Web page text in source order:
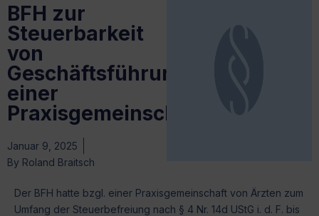
BFH zur
Steuerbarkeit
von
Geschäftsführungsleistungen
einer
Praxisgemeinschaft
Januar 9, 2025
By Roland Braitsch
Der BFH hatte bzgl. einer Praxisgemeinschaft von Ärzten zum
Umfang der Steuerbefreiung nach § 4 Nr. 14d UStG i. d. F. bis